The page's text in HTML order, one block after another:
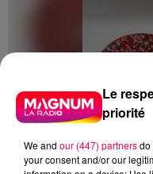
Le
priorité
We and our (447) partnersdo
your consent and/or our